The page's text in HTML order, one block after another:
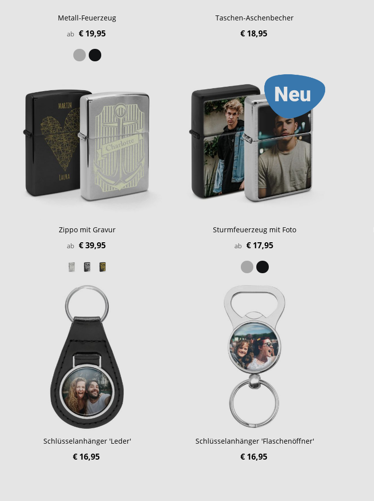
Metall-Feuerzeug
ab € 19,95
Taschen-Aschenbecher
€ 18,95
Zippo mit Gravur
ab € 39,95
Sturmfeuerzeug mit Foto
ab € 17,95
Schlüsselanhänger 'Leder'
€ 16,95
Schlüsselanhänger 'Flaschenöffner'
€ 16,95